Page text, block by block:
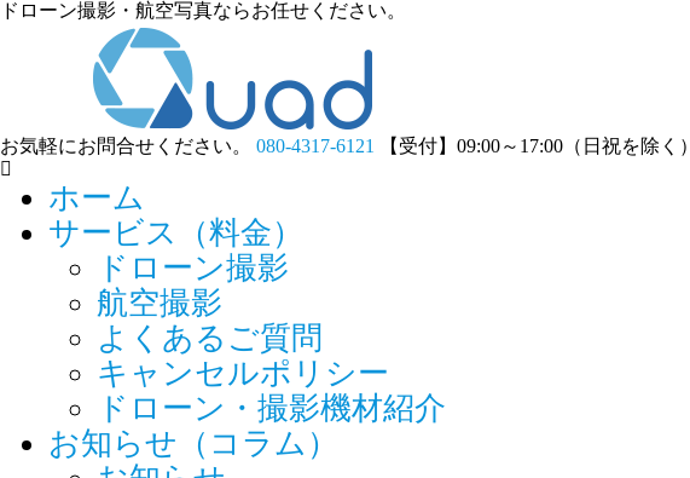
ドローン撮影・航空写真ならお任せください。
お気軽にお問合せください。 080-4317-6121 【受付】09:00～17:00（日祝を除く）
ホーム
サービス（料金）
ドローン撮影
航空撮影
よくあるご質問
キャンセルポリシー
ドローン・撮影機材紹介
お知らせ（コラム）